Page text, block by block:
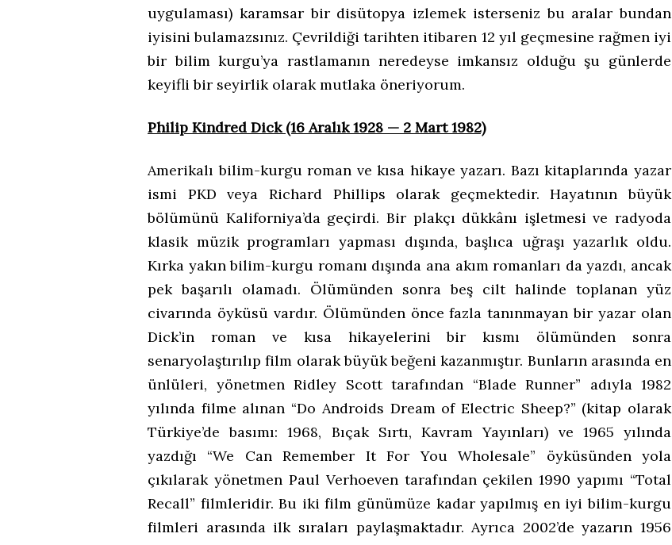
uygulaması) karamsar bir disütopya izlemek isterseniz bu aralar bundan
iyisini bulamazsınız. Çevrildiği tarihten itibaren 12 yıl geçmesine rağmen iyi
bir bilim kurgu’ya rastlamanın neredeyse imkansız olduğu şu günlerde
keyifli bir seyirlik olarak mutlaka öneriyorum.
Philip Kindred Dick (16 Aralık 1928 — 2 Mart 1982)
Amerikalı bilim-kurgu roman ve kısa hikaye yazarı. Bazı kitaplarında yazar
ismi PKD veya Richard Phillips olarak geçmektedir. Hayatının büyük
bölümünü Kaliforniya’da geçirdi. Bir plakçı dükkânı işletmesi ve radyoda
klasik müzik programları yapması dışında, başlıca uğraşı yazarlık oldu.
Kırka yakın bilim-kurgu romanı dışında ana akım romanları da yazdı, ancak
pek başarılı olamadı. Ölümünden sonra beş cilt halinde toplanan yüz
civarında öyküsü vardır. Ölümünden önce fazla tanınmayan bir yazar olan
Dick’in roman ve kısa hikayelerini bir kısmı ölümünden sonra
senaryolaştırılıp film olarak büyük beğeni kazanmıştır. Bunların arasında en
ünlüleri, yönetmen Ridley Scott tarafından “Blade Runner” adıyla 1982
yılında filme alınan “Do Androids Dream of Electric Sheep?” (kitap olarak
Türkiye’de basımı: 1968, Bıçak Sırtı, Kavram Yayınları) ve 1965 yılında
yazdığı “We Can Remember It For You Wholesale” öyküsünden yola
çıkılarak yönetmen Paul Verhoeven tarafından çekilen 1990 yapımı “Total
Recall” filmleridir. Bu iki film günümüze kadar yapılmış en iyi bilim-kurgu
filmleri arasında ilk sıraları paylaşmaktadır. Ayrıca 2002’de yazarın 1956